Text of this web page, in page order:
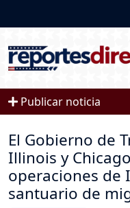
Publicar noticia
El Gobierno de
Illinois y
operaciones de
santuario de